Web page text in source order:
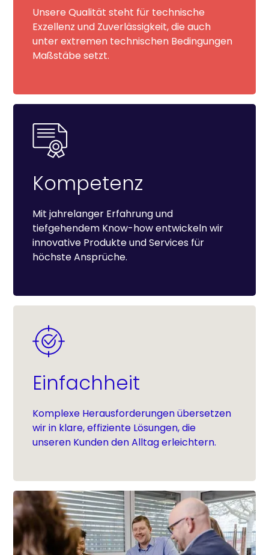
Unsere Qualität steht für technische
Exzellenz und Zuverlässigkeit, die auch
unter extremen technischen Bedingungen
Maßstäbe setzt.
Kompetenz
Mit jahrelanger Erfahrung und
tiefgehendem Know-how entwickeln wir
innovative Produkte und Services für
höchste Ansprüche.
Einfachheit
Komplexe Herausforderungen übersetzen
wir in klare, effiziente Lösungen, die
unseren Kunden den Alltag erleichtern.